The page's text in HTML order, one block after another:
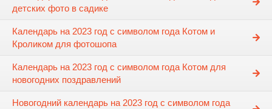
детских фото в садике
Календарь на 2023 год с символом года Котом и
Кроликом для фотошопа
Календарь на 2023 год с символом года Котом для
новогодних поздравлений
Новогодний календарь на 2023 год с символом года